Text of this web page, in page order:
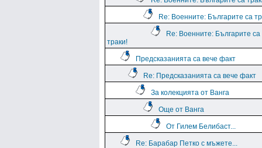
Re: Военните: Българите са
Re: Военните: Българите са
траки!
Предсказанията са вече факт
Re: Предсказанията са вече факт
За колекцията от Ванга
Още от Ванга
От Гилем Белибаст...
Re: Барабар Петко с мъжете...